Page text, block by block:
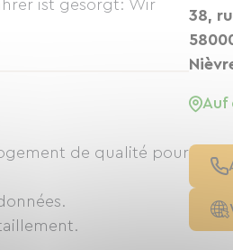
ist gesorgt: Wir
de qualité pour
38,
Auf